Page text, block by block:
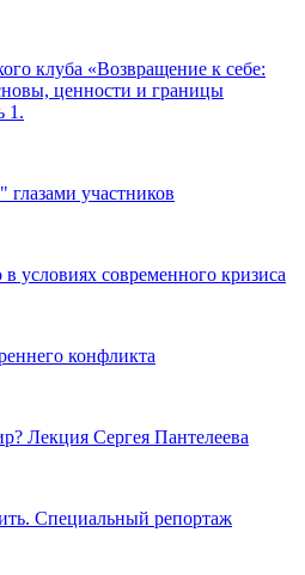
клуба «Возвращение к себе:
ценности и границы
1.
участников
условиях современного кризиса
конфликта
Лекция Сергея Пантелеева
Специальный репортаж